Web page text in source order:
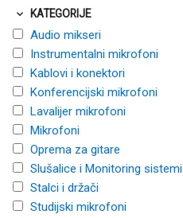
KATEGORIJE
Audio mikseri
Instrumentalni mikrofoni
Kablovi i konektori
Konferencijski mikrofoni
Lavalijer mikrofoni
Mikrofoni
Oprema za gitare
Slušalice i Monitoring sistemi
Stalci i držači
Studijski mikrofoni